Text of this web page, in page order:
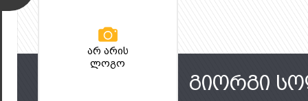
არ არის
ლოგო
გიორგი